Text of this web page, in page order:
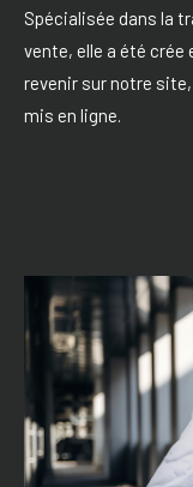
Spécialisée dans la
vente, elle a été crée
revenir sur notre
mis en ligne.